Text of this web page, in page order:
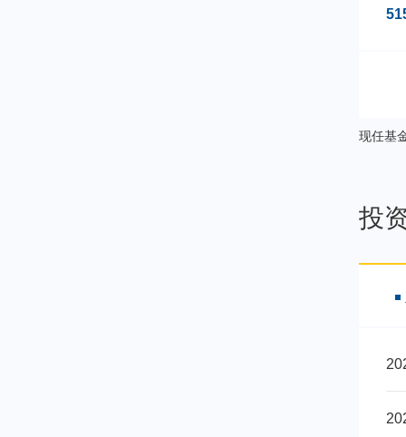
现任基
投